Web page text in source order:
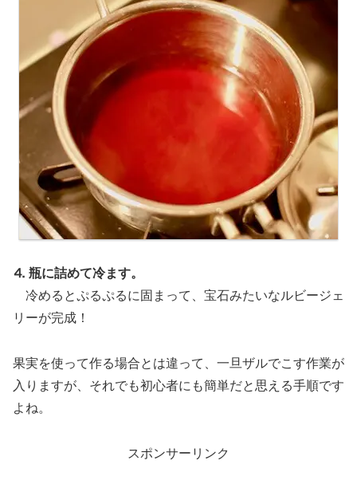
⒋ 瓶に詰めて冷ます。
冷めるとぷるぷるに固まって、宝石みたいなルビージェ
リーが完成！
果実を使って作る場合とは違って、一旦ザルでこす作業が
入りますが、それでも初心者にも簡単だと思える手順です
よね。
スポンサーリンク